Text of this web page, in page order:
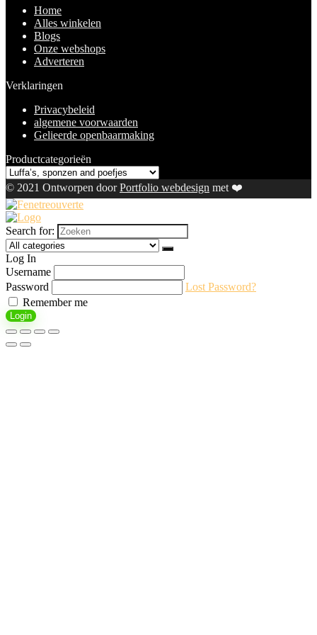
Home
Alles winkelen
Blogs
Onze webshops
Adverteren
Verklaringen
Privacybeleid
algemene voorwaarden
Gelieerde openbaarmaking
Productcategorieën
© 2021 Ontworpen doorPortfolio webdesign met ❤️
Search for:
Log In
Username
Password
Lost Password?
Remember me
Login